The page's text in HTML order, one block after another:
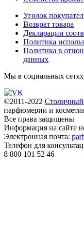
Уголок
Возврат товара
Декларации
Политика
Политика в
данных
Мы в социальных
©2011-2022
парфюмерии и
Все права защищены
Информация на сайте
Электронная почта:
Телефон для
8 800 101 52 46